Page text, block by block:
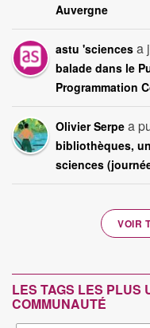
Auvergne
astu 'sciences a
balade dans le
Programmation
Olivier Serpe a
bibliothèques,
sciences
VOIR
LES TAGS LES PLUS
COMMUNAUTÉ